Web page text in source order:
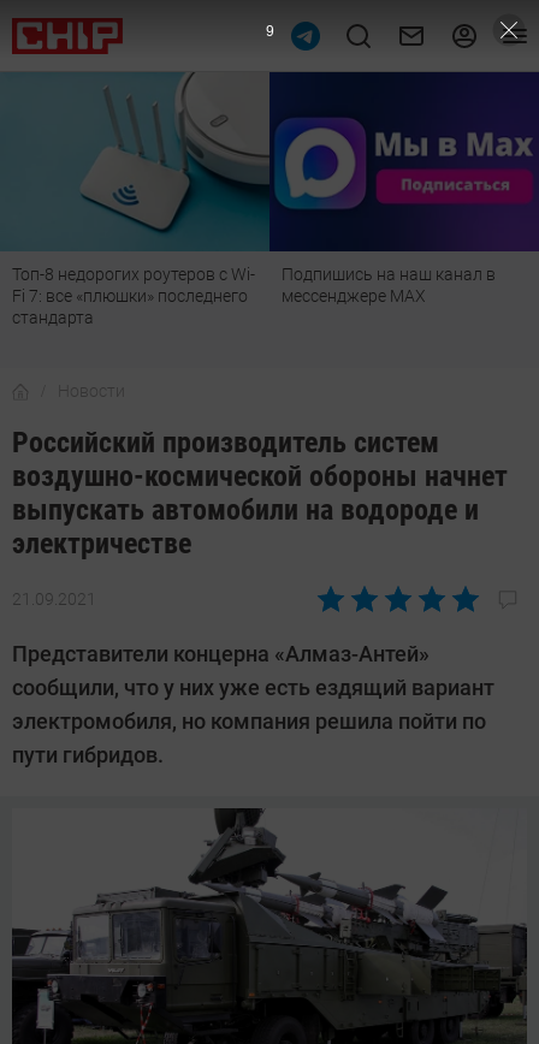
Топ-8 недорогих роутеров с Wi-
Fi 7: все «плюшки» последнего
стандарта
Подпишись на наш канал в
мессенджере МАХ
Новости
Российский производитель систем
воздушно-космической обороны начнет
выпускать автомобили на водороде и
электричестве
21.09.2021
Автор:
Кошик
Представители концерна «Алмаз-Антей»
сообщили, что у них уже есть ездящий вариант
электромобиля, но компания решила пойти по
пути гибридов.
8